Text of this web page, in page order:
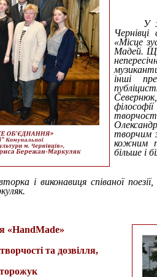
У
«Місце
Мадей.
інші
творчим
кожним
більше і
і виконавиця співаної
«HandMade»
та дозвілля,